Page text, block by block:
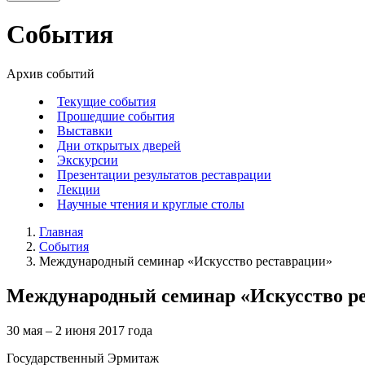
События
Архив событий
Текущие события
Прошедшие события
Выставки
Дни открытых дверей
Экскурсии
Презентации результатов реставрации
Лекции
Научные чтения и круглые столы
Главная
События
Международный семинар «Искусство реставрации»
Международный семинар «Искусство
30 мая – 2 июня 2017 года
Государственный Эрмитаж